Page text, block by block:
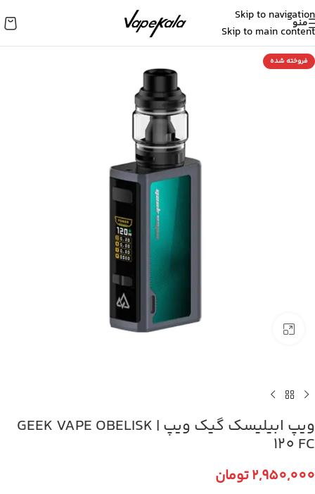
Skip to navigation
Skip to main content
منو
فروخته شده
برای بزرگنمایی کلیک کنید
ویپ ابیلیسک گیک ویپ | GEEK VAPE OBELISK
120 FC
2,950,000تومان